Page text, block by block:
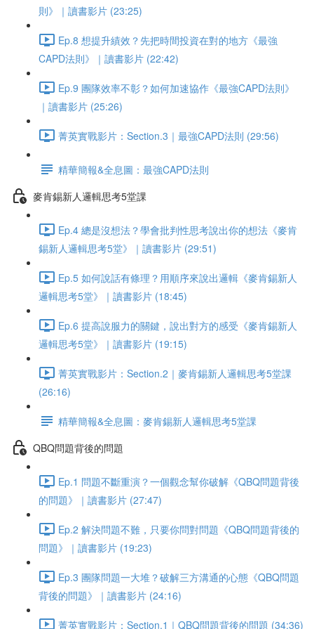
則》｜讀書影片 (23:25)
Ep.8 想提升績效？先把時間投資在對的地方《最強
CAPD法則》｜讀書影片 (22:42)
Ep.9 團隊效率不彰？如何加速協作《最強CAPD法則》
｜讀書影片 (25:26)
菁英實戰影片：Section.3｜最強CAPD法則 (29:56)
精華簡報&全息圖：最強CAPD法則
麥肯錫新人邏輯思考5堂課
Ep.4 總是沒想法？學會批判性思考說出你的想法《麥肯
錫新人邏輯思考5堂》｜讀書影片 (29:51)
Ep.5 如何說話有條理？用順序來說出邏輯《麥肯錫新人
邏輯思考5堂》｜讀書影片 (18:45)
Ep.6 提高說服力的關鍵，說出對方的感受《麥肯錫新人
邏輯思考5堂》｜讀書影片 (19:15)
菁英實戰影片：Section.2｜麥肯錫新人邏輯思考5堂課
(26:16)
精華簡報&全息圖：麥肯錫新人邏輯思考5堂課
QBQ問題背後的問題
Ep.1 問題不斷重演？一個觀念幫你破解《QBQ問題背後
的問題》｜讀書影片 (27:47)
Ep.2 解決問題不難，只要你問對問題《QBQ問題背後的
問題》｜讀書影片 (19:23)
Ep.3 團隊問題一大堆？破解三方溝通的心態《QBQ問題
背後的問題》｜讀書影片 (24:16)
菁英實戰影片：Section.1｜QBQ問題背後的問題 (34:36)